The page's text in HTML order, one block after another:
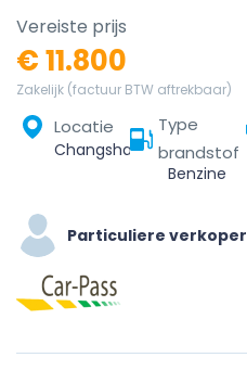
Vereiste prijs
€ 11.800
Zakelijk (factuur BTW aftrekbaar)
Locatie
Changsha, Changsha County, Changsha, Hunan, China
Type
brandstof
Benzine
Particuliere verkoper